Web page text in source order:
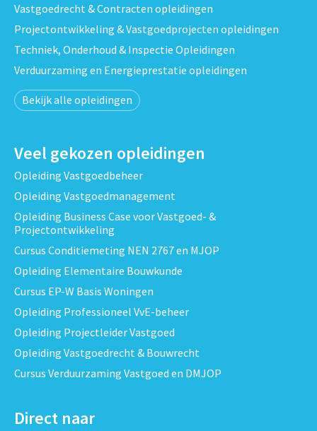
Vastgoedrecht & Contracten opleidingen
Projectontwikkeling & Vastgoedprojecten opleidingen
Techniek, Onderhoud & Inspectie Opleidingen
Verduurzaming en Energieprestatie opleidingen
Bekijk alle opleidingen
Veel gekozen opleidingen
Opleiding Vastgoedbeheer
Opleiding Vastgoedmanagement
Opleiding Business Case voor Vastgoed- &
Projectontwikkeling
Cursus Conditiemeting NEN 2767 en MJOP
Opleiding Elementaire Bouwkunde
Cursus EP-W Basis Woningen
Opleiding Professioneel VvE-beheer
Opleiding Projectleider Vastgoed
Opleiding Vastgoedrecht & Bouwrecht
Cursus Verduurzaming Vastgoed en DMJOP
Direct naar